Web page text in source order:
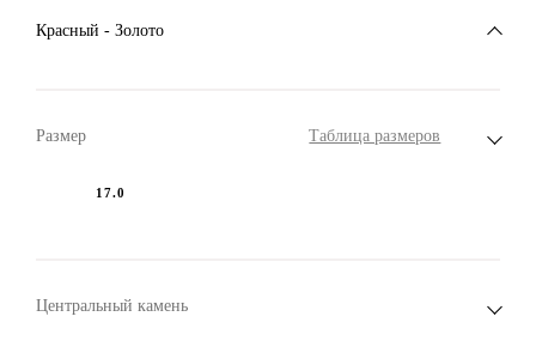
Красный - Золото
Размер Таблица размеров
17.0
Центральный камень